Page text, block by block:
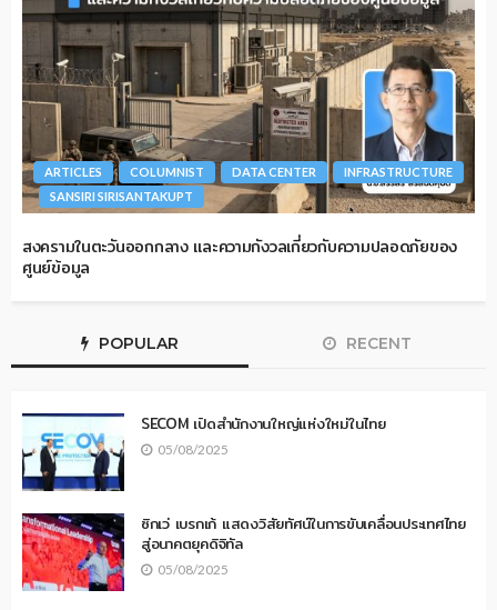
ARTICLES COLUMNIST DATA CENTER
INFRASTRUCTURE
SANSIRI SIRISANTAKUPT
สงครามในตะวันออกกลาง และความกังวลเกี่ยวกับความปลอดภัยของ
ศูนย์ข้อมูล
POPULAR RECENT
SECOM เปิดสำนักงานใหญ่แห่งใหม่ในไทย
05/08/2025
ซิกเว่ เบรกเก้ แสดงวิสัยทัศน์ในการขับเคลื่อนประเทศไทย
สู่อนาคตยุคดิจิทัล
05/08/2025